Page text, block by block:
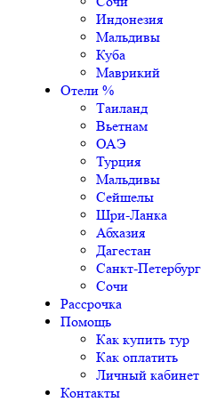
Индонезия
Мальдивы
Куба
Маврикий
Отели %
Таиланд
Вьетнам
ОАЭ
Турция
Мальдивы
Сейшелы
Шри-Ланка
Абхазия
Дагестан
Санкт-Петербург
Сочи
Рассрочка
Помощь
Как купить тур
Как оплатить
Личный кабинет
Контакты